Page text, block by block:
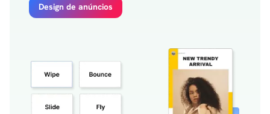
Design de anúncios